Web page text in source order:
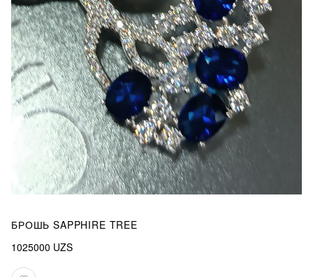
БРОШЬ SAPPHIRE TREE
1025000 UZS